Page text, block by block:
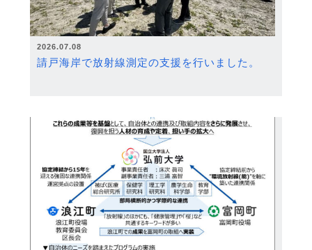
2026.07.08
請戸海岸で放射線測定の支援を行いました。